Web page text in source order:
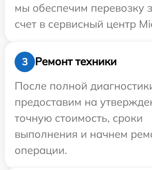
мы обеспечим перевозку
счет в сервисный центр
3
Ремонт техники
После полной
предоставим на
точную стоимость, сроки
выполнения и начнем
операции.